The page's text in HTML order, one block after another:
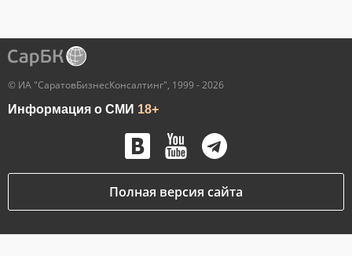
© ИА "СаратовБизнесКонсалтинг", 1999 - 2026
Информация о СМИ 18+
Полная версия сайта